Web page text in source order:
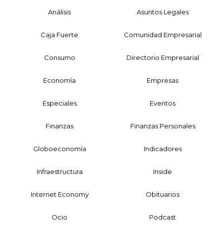
Análisis Asuntos Legales
Caja Fuerte Comunidad Empresarial
Consumo Directorio Empresarial
Economía Empresas
Especiales Eventos
Finanzas Finanzas Personales
Globoeconomía Indicadores
Infraestructura Inside
Internet Economy Obituarios
Ocio Podcast